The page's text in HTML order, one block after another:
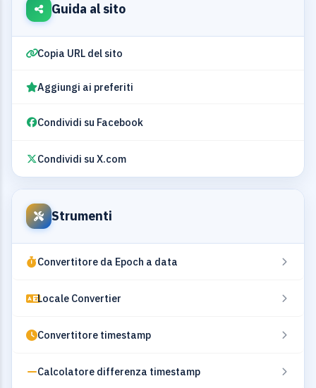
Guida al sito
Copia URL del sito
Aggiungi ai preferiti
Condividi su Facebook
Condividi su X.com
Strumenti
Convertitore da Epoch a data
Locale Convertier
Convertitore timestamp
Calcolatore differenza timestamp